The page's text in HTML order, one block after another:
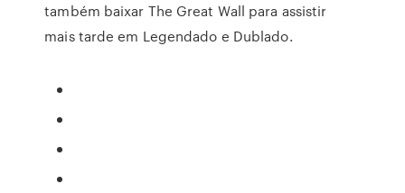
também baixar The Great Wall para assistir
mais tarde em Legendado e Dublado.